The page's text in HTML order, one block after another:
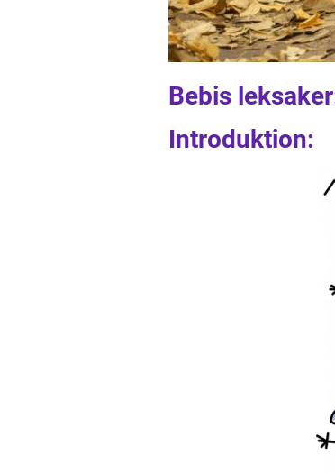
Bebis
Introduktion: